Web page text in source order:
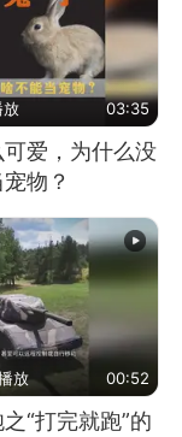
03:35
爱，为什么没
物？
放 00:52
“打完就跑”的